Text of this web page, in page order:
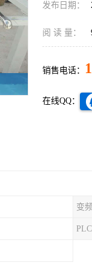
发布日期：
阅 读 量：
销售电话：
在线QQ：
变
PLC